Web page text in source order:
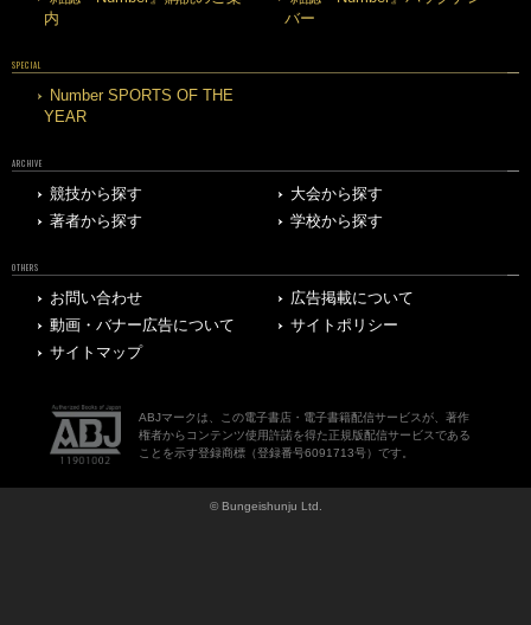
内
バー
SPECIAL
Number SPORTS OF THE
YEAR
ARCHIVE
競技から探す
大会から探す
著者から探す
学校から探す
OTHERS
お問い合わせ
広告掲載について
動画・バナー広告について
サイトポリシー
サイトマップ
ABJマークは、この電子書店・電子書籍配信サービスが、著作
権者からコンテンツ使用許諾を得た正規版配信サービスである
ことを示す登録商標（登録番号6091713号）です。
© Bungeishunju Ltd.